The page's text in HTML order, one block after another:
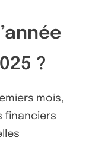
?
mois,
financiers